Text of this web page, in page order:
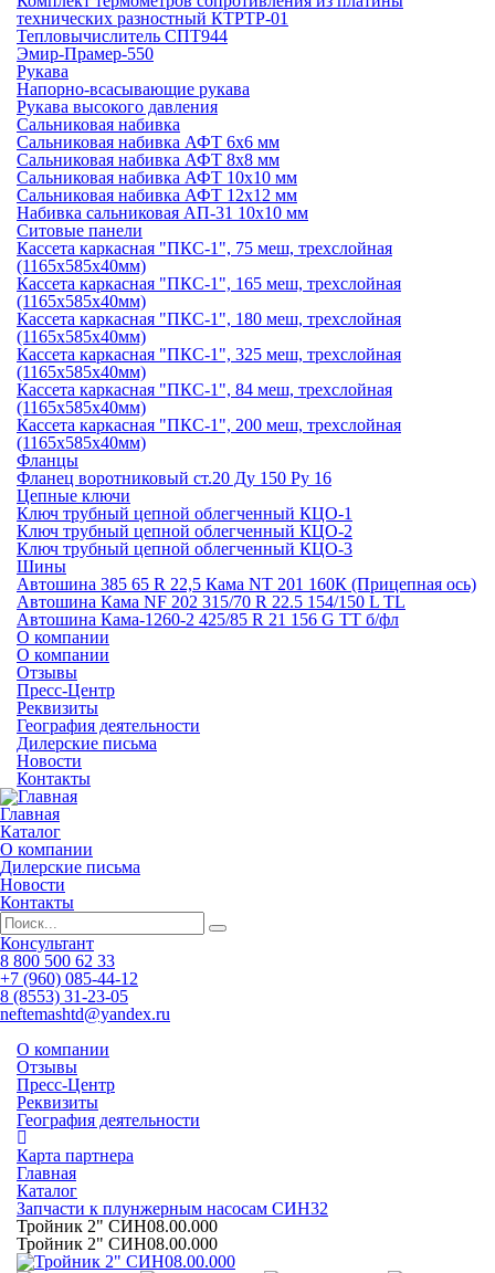
технических разностный КТРТР-01
Тепловычислитель СПТ944
Эмир-Прамер-550
Рукава
Напорно-всасывающие рукава
Рукава высокого давления
Сальниковая набивка
Сальниковая набивка АФТ 6х6 мм
Сальниковая набивка АФТ 8х8 мм
Сальниковая набивка АФТ 10х10 мм
Сальниковая набивка АФТ 12х12 мм
Набивка сальниковая АП-31 10х10 мм
Ситовые панели
Кассета каркасная "ПКС-1", 75 меш, трехслойная
(1165х585х40мм)
Кассета каркасная "ПКС-1", 165 меш, трехслойная
(1165х585х40мм)
Кассета каркасная "ПКС-1", 180 меш, трехслойная
(1165х585х40мм)
Кассета каркасная "ПКС-1", 325 меш, трехслойная
(1165х585х40мм)
Кассета каркасная "ПКС-1", 84 меш, трехслойная
(1165х585х40мм)
Кассета каркасная "ПКС-1", 200 меш, трехслойная
(1165х585х40мм)
Фланцы
Фланец воротниковый ст.20 Ду 150 Ру 16
Цепные ключи
Ключ трубный цепной облегченный КЦО-1
Ключ трубный цепной облегченный КЦО-2
Ключ трубный цепной облегченный КЦО-3
Шины
Автошина 385 65 R 22,5 Кама NT 201 160К (Прицепная ось)
Автошина Кама NF 202 315/70 R 22.5 154/150 L TL
Автошина Кама-1260-2 425/85 R 21 156 G TT б/фл
О компании
О компании
Отзывы
Пресс-Центр
Реквизиты
География деятельности
Дилерские письма
Новости
Контакты
Главная
Каталог
О компании
Дилерские письма
Новости
Контакты
Консультант
8 800 500 62 33
+7 (960) 085-44-12
8 (8553) 31-23-05
neftemashtd@yandex.ru
О компании
Отзывы
Пресс-Центр
Реквизиты
География деятельности
Карта партнера
Главная
Каталог
Запчасти к плунжерным насосам СИН32
Тройник 2" СИН08.00.000
Тройник 2" СИН08.00.000